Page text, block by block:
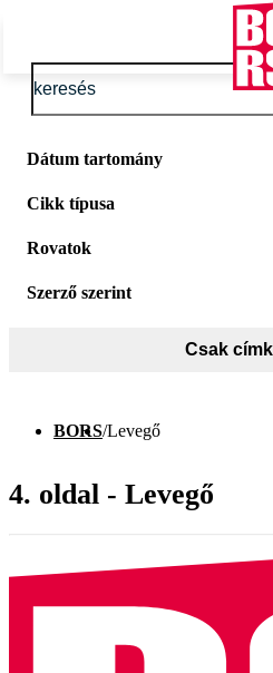
Dátum tartomány
Cikk típusa
Rovatok
Szerző szerint
Csak
BORS/Levegő
4. oldal - Levegő